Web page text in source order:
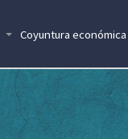
Coyuntura económica